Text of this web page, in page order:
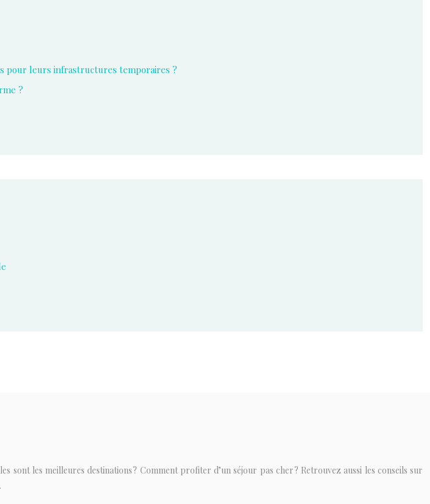
pour leurs infrastructures temporaires ?
?
les meilleures destinations ? Comment profiter d’un séjour pas cher ? Retrouvez aussi les conseils sur